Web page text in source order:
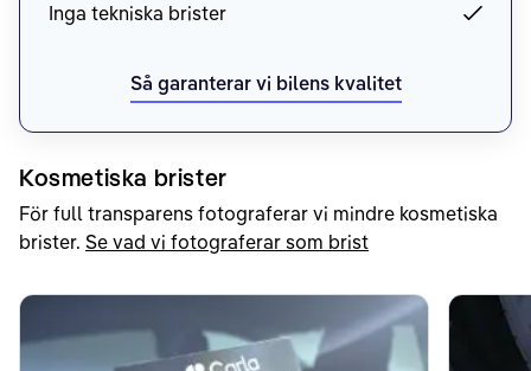
Inga tekniska brister
Så garanterar vi bilens kvalitet
Kosmetiska brister
För full transparens fotograferar vi mindre kosmetiska
brister. Se vad vi fotograferar som brist